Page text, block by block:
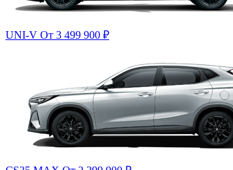
UNI-V От 3 499 900 ₽